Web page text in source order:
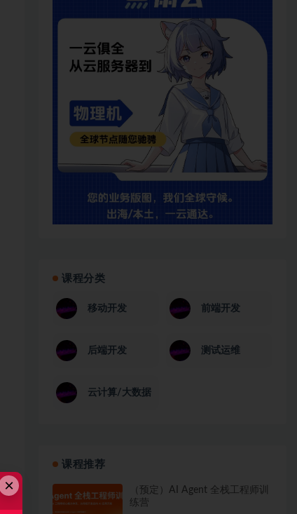
课程分类
移动开发 前端开发
后端开发 测试运维
云计算/大数据
课程推荐
（预定）AI Agent 全栈工程师训
练营
×